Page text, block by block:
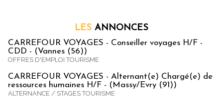
LES ANNONCES
CARREFOUR VOYAGES - Conseiller voyages H/F -
CDD - (Vannes (56))
OFFRES D'EMPLOI TOURISME
CARREFOUR VOYAGES - Alternant(e) Chargé(e) de
ressources humaines H/F - (Massy/Evry (91))
ALTERNANCE / STAGES TOURISME